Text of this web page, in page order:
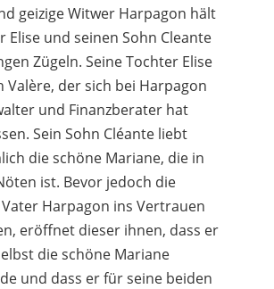
geizige Witwer Harpagon hält
Elise und seinen Sohn Cleante
Zügeln. Seine Tochter Elise
Valère, der sich bei Harpagon
und Finanzberater hat
Sein Sohn Cléante liebt
die schöne Mariane, die in
ist. Bevor jedoch die
Harpagon ins Vertrauen
eröffnet dieser ihnen, dass er
die schöne Mariane
und dass er für seine beiden